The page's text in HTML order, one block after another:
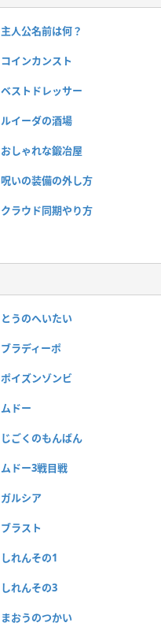
主人公名前は何？
コインカンスト
ベストドレッサー
ルイーダの酒場
おしゃれな鍛冶屋
呪いの装備の外し方
クラウド同期やり方
とうのへいたい
ブラディーポ
ポイズンゾンビ
ムドー
じごくのもんばん
ムドー3戦目戦
ガルシア
ブラスト
しれんその1
しれんその3
まおうのつかい